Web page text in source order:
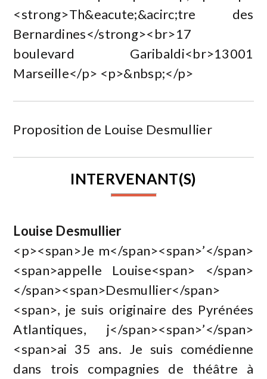
<strong>Th&eacute;&acirc;tre des
Bernardines</strong><br>17
boulevard Garibaldi<br>13001
Marseille</p> <p>&nbsp;</p>
Proposition de Louise Desmullier
INTERVENANT(S)
Louise Desmullier
<p><span>Je m</span><span>’</span>
<span>appelle Louise<span> </span>
</span><span>Desmullier</span>
<span>, je suis originaire des Pyrénées
Atlantiques, j</span><span>’</span>
<span>ai 35 ans. Je suis comédienne
dans trois compagnies de théâtre à